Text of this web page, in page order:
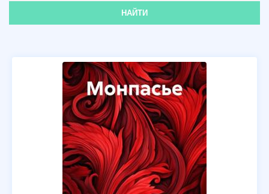
НАЙТИ